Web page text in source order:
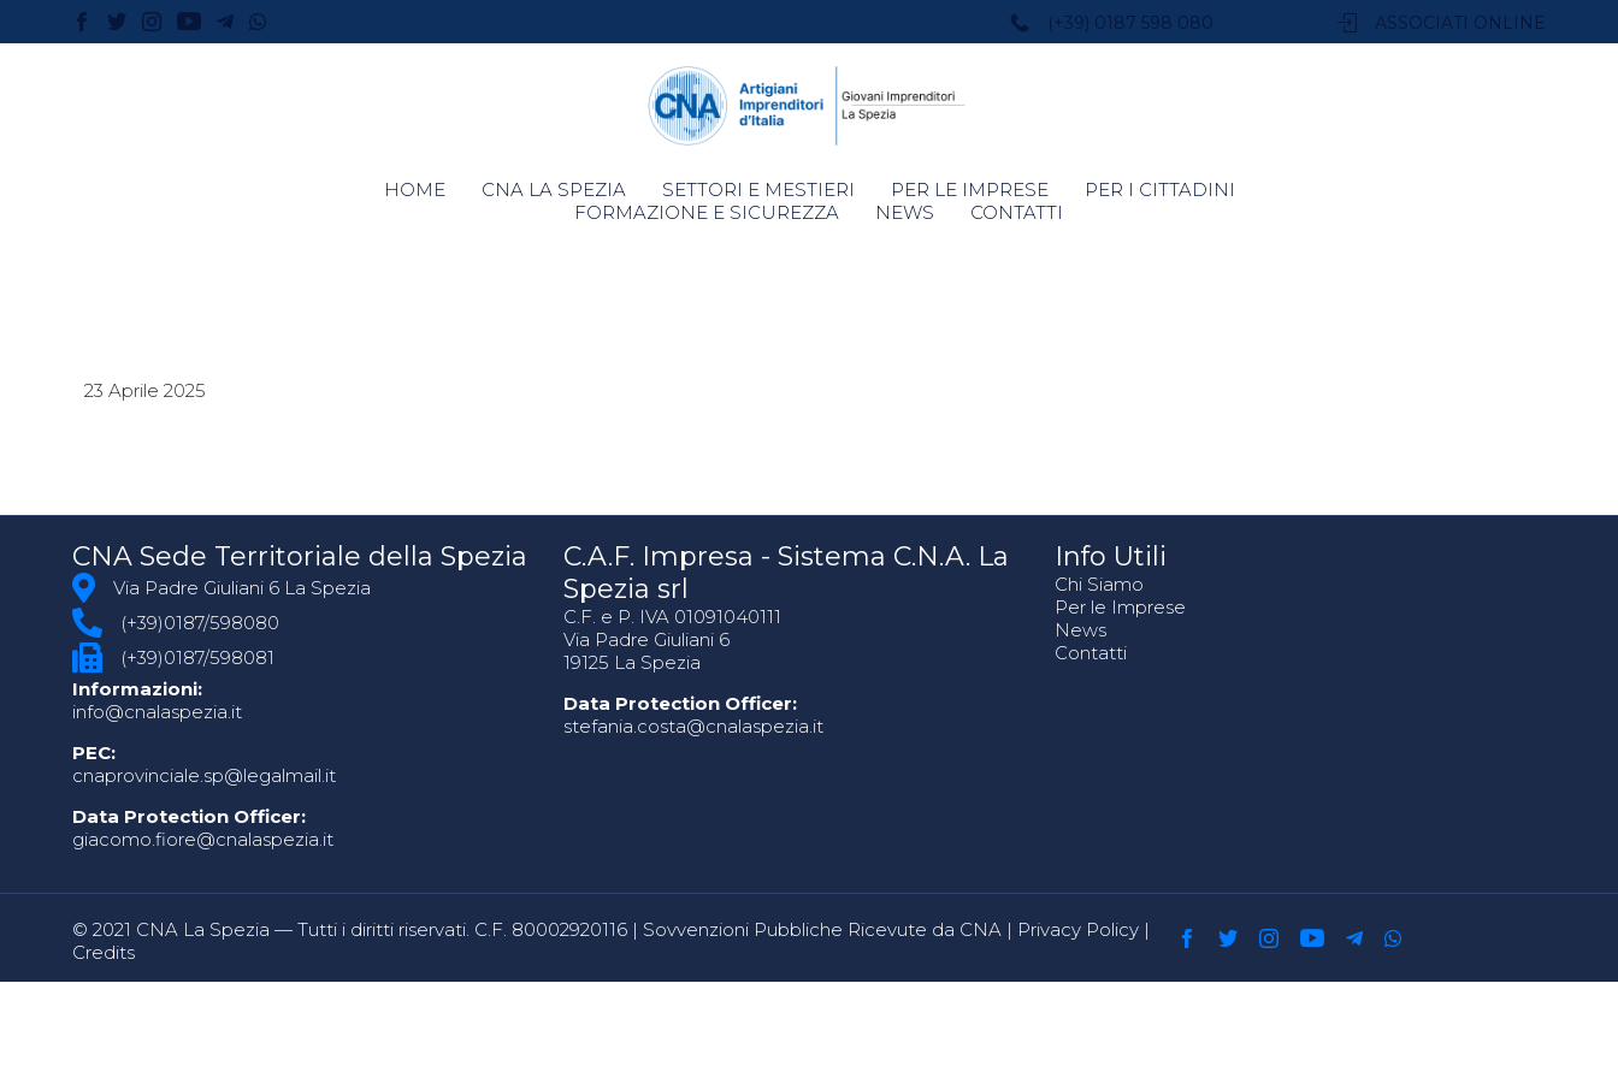
(+39) 0187 598 080 ASSOCIATI ONLINE
Skip
to
HOME CNA LA SPEZIA SETTORI E MESTIERI PER LE IMPRESE
PER I CITTADINI
FORMAZIONE E SICUREZZA
NEWS CONTATTI
23 Aprile 2025
CNA Sede Territoriale della Spezia
Via Padre Giuliani 6 La Spezia
(+39)0187/598080
(+39)0187/598081
Informazioni:
info@cnalaspezia.it
PEC:
cnaprovinciale.sp@legalmail.it
Data Protection Officer:
giacomo.fiore@cnalaspezia.it
C.A.F. Impresa - Sistema C.N.A. La
Spezia srl
C.F. e P. IVA 01091040111
Via Padre Giuliani 6
19125 La Spezia
Data Protection Officer:
stefania.costa@cnalaspezia.it
Info Utili
Chi Siamo
Per le Imprese
News
Contatti
© 2021 CNA La Spezia — Tutti i diritti riservati. C.F. 80002920116 | Sovvenzioni Pubbliche Ricevute da CNA | Privacy Policy |
Credits